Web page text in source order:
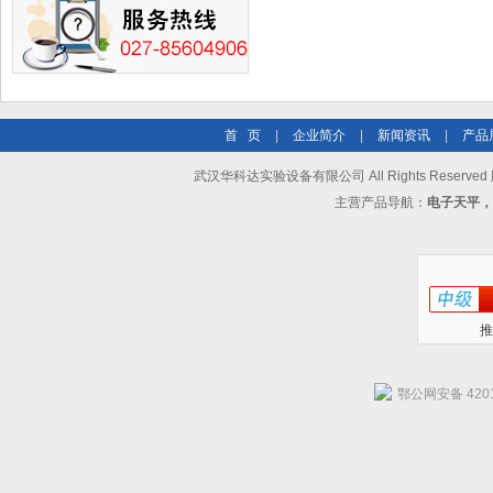
首 页 企业简介 新闻资讯 产品
武汉华科达实验设备有限公司 All Rights Reserved
主营产品导航： 电子天平
鄂公网安备